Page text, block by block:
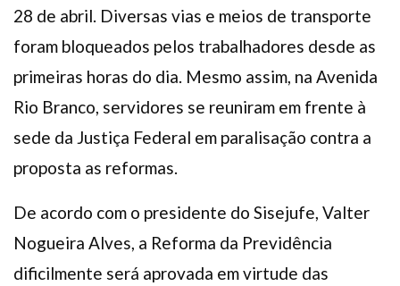
28 de abril. Diversas vias e meios de transporte
foram bloqueados pelos trabalhadores desde as
primeiras horas do dia. Mesmo assim, na Avenida
Rio Branco, servidores se reuniram em frente à
sede da Justiça Federal em paralisação contra a
proposta as reformas.
De acordo com o presidente do Sisejufe, Valter
Nogueira Alves, a Reforma da Previdência
dificilmente será aprovada em virtude das